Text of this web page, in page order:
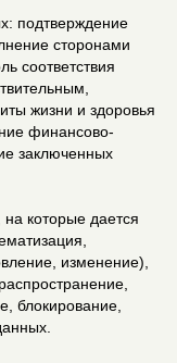
подтверждение
сторонами
соответствия
жизни и здоровья
финансово-
заключенных
которые дается
изменение),
блокирование,